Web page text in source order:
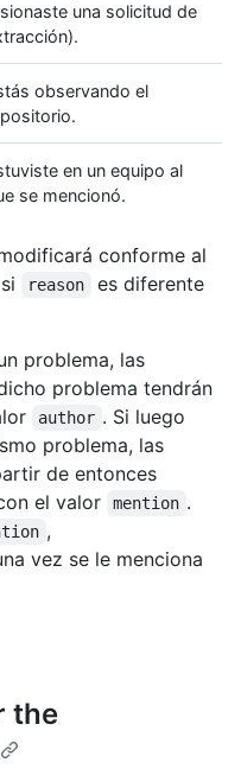
una solicitud de
observando el
en un equipo al
se mencionó.
conforme al
reason
es diferente
problema, las
problema tendrán
author . Si luego
problema, las
de entonces
el valor mention .
,
vez se le menciona
the